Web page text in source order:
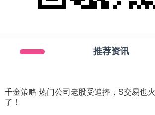
推荐资讯
千金策略 热门公司老股受追捧，S交易也火
了！